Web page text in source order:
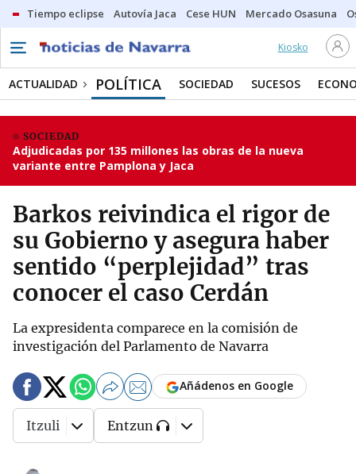
Tiempo eclipse Autovía Jaca Cese HUN Mercado Osasuna
Kiosko
ACTUALIDAD POLÍTICA SOCIEDAD SUCESOS
SOCIEDAD
Adjudicadas por 135 millones las obras de la nueva
variante entre Pamplona y Jaca
Barkos reivindica el rigor de
su Gobierno y asegura haber
sentido “perplejidad” tras
conocer el caso Cerdán
La expresidenta comparece en la comisión de
investigación del Parlamento de Navarra
Añádenos en Google
Itzuli Entzun